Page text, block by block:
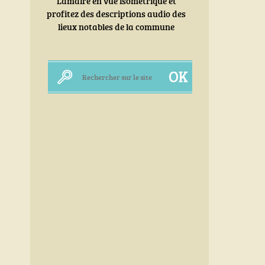
profitez des descriptions audio des
lieux notables de la commune